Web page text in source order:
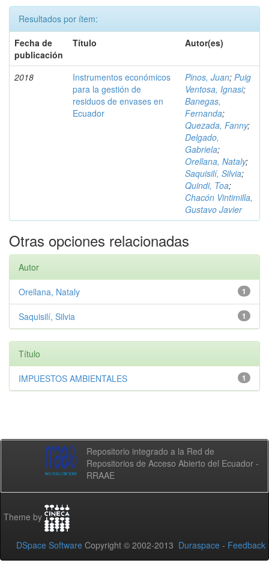
Resultados por ítem:
Fecha de
publicación
Título Autor(es)
2018
Instrumentos económicos
para la gestión de
residuos de envases en
Ecuador
Pinos, Juan; Puig
Ventosa, Ignasi;
Banegas,
Fernanda;
Quezada, Fanny;
Delgado,
Gabriela;
Orellana, Nataly;
Saquisilí, Silvia;
Quindi, Toa;
Chacón Vintimilla,
Gustavo Javier
Otras opciones relacionadas
Autor
1
Orellana, Nataly
1
Saquisilí, Silvia
Título
1
IMPUESTOS AMBIENTALES
Repositorio integrado a la Red de
Repositorios de Acceso Abierto del Ecuador -
RRAAE
Theme by
DSpace Software Copyright © 2002-2013 Duraspace - Feedback